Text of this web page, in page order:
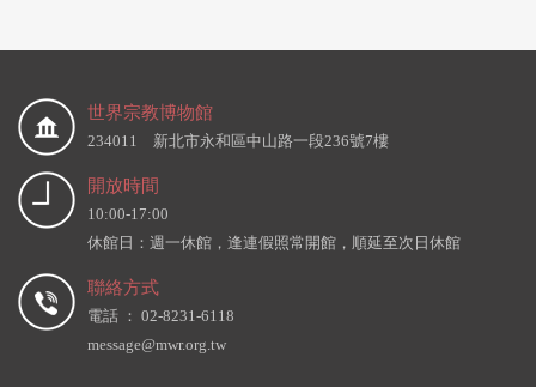
世界宗教博物館
234011 新北市永和區中山路一段236號7樓
開放時間
10:00-17:00
休館日：週一休館，逢連假照常開館，順延至次日休館
聯絡方式
電話 ： 02-8231-6118
message@mwr.org.tw